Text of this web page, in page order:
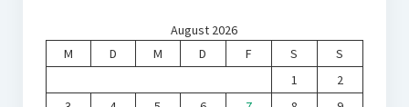
August 2026
M
D M D F S
S
1
2